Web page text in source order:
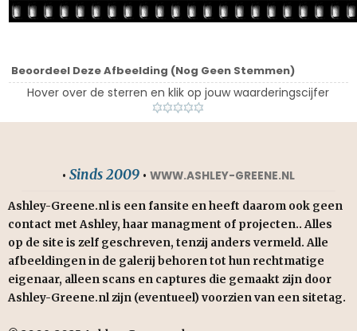
Beoordeel Deze Afbeelding (Nog Geen Stemmen)
Hover over de sterren en klik op jouw waarderingscijfer
• Sinds 2009 • WWW.ASHLEY-GREENE.NL
Ashley-Greene.nl is een fansite en heeft daarom ook geen
contact met Ashley, haar managment of projecten.. Alles
op de site is zelf geschreven, tenzij anders vermeld. Alle
afbeeldingen in de galerij behoren tot hun rechtmatige
eigenaar, alleen scans en captures die gemaakt zijn door
Ashley-Greene.nl zijn (eventueel) voorzien van een sitetag.